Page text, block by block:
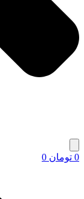
0 تومان 0